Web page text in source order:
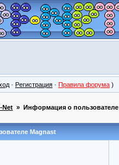
· Регистрация · Правила форума )
Net » Информация о пользователе
Magnast